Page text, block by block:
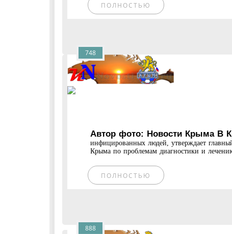
ПОЛНОСТЬЮ
Автор фото: Новости Крыма В
инфицированных людей, утверждает
Крыма по проблемам диагностики и
ПОЛНОСТЬЮ
748
888